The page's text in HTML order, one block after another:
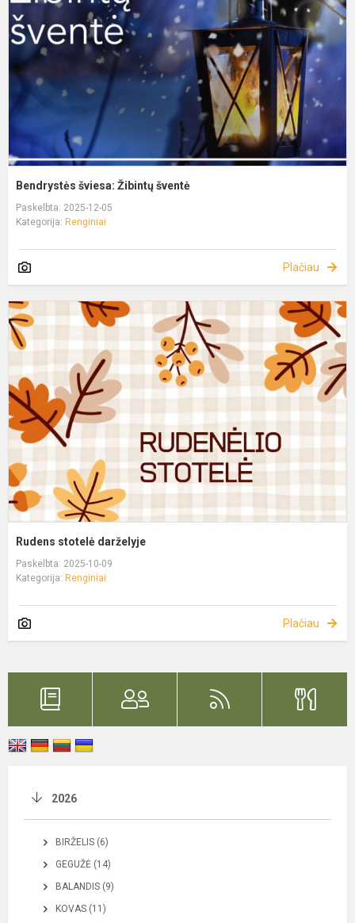
Bendrystės šviesa: Žibintų šventė
Paskelbta: 2025-12-05
Kategorija: Renginiai
Plačiau
Rudens stotelė darželyje
Paskelbta: 2025-10-09
Kategorija: Renginiai
Plačiau
2026
BIRŽELIS (6)
GEGUŽĖ (14)
BALANDIS (9)
KOVAS (11)